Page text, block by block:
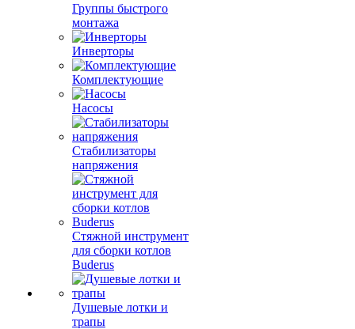
Группы быстрого
монтажа
Инверторы
Комплектующие
Насосы
Стабилизаторы
напряжения
Стяжной инструмент
для сборки котлов
Buderus
Душевые лотки и
трапы